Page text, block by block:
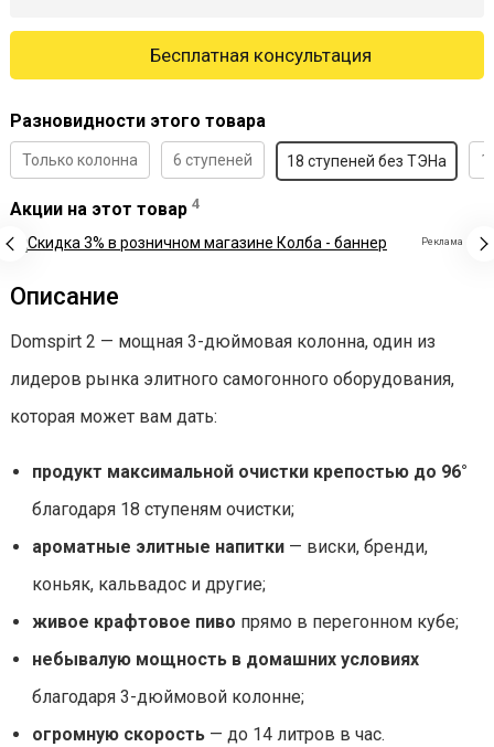
Бесплатная консультация
Разновидности этого товара
Только колонна 6 ступеней 18 ступеней без ТЭНа
Акции на этот товар 4
Реклама
Описание
Domspirt 2 — мощная 3-дюймовая колонна, один из
лидеров рынка элитного самогонного оборудования,
которая может вам дать:
продукт максимальной очистки крепостью до 96°
благодаря 18 ступеням очистки;
ароматные элитные напитки — виски, бренди,
коньяк, кальвадос и другие;
живое крафтовое пиво прямо в перегонном кубе;
небывалую мощность в домашних условиях
благодаря 3-дюймовой колонне;
огромную скорость — до 14 литров в час.